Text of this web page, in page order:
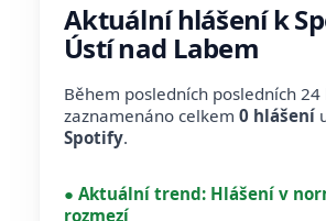
Aktuální hlášení k
Ústí nad Labem
Během posledních posledních
zaznamenáno celkem 0 hlášení
Spotify.
● Aktuální trend: Hlášení v
rozmezí